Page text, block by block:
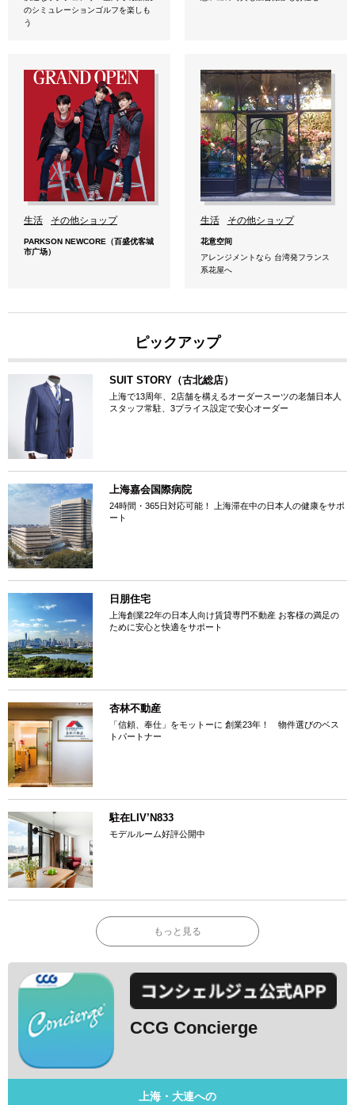
のシミュレーションゴルフを楽しも
う
生活 その他ショップ
PARKSON NEWCORE（百盛优客城
市广场）
生活 その他ショップ
花意空间
アレンジメントなら 台湾発フランス
系花屋へ
ピックアップ
SUIT STORY（古北総店）
上海で13周年、2店舗を構えるオーダースーツの老舗日本人
スタッフ常駐、3プライス設定で安心オーダー
上海嘉会国際病院
24時間・365日対応可能！ 上海滞在中の日本人の健康をサポ
ート
日朋住宅
上海創業22年の日本人向け賃貸専門不動産 お客様の満足の
ために安心と快適をサポート
杏林不動産
「信頼、奉仕」をモットーに 創業23年！ 物件選びのベス
トパートナー
駐在LIV’N833
モデルルーム好評公開中
もっと見る
CCG Concierge
上海・大連への